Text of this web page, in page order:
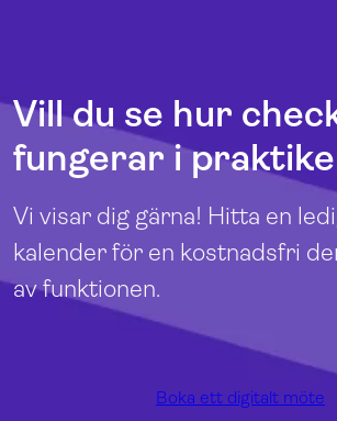
Vill du se hur
fungerar i
Vi visar dig gärna! Hitta en
kalender för en kostnadsfri
av funktionen.
Boka ett digitalt möte